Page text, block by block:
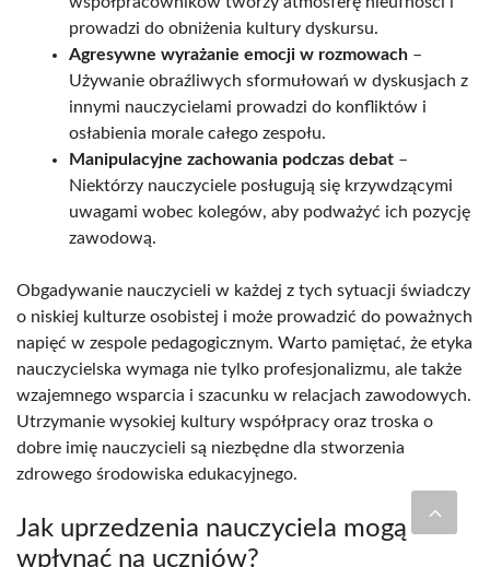
prowadzi do obniżenia kultury dyskursu.
Agresywne wyrażanie emocji w rozmowach –
Używanie obraźliwych sformułowań w dyskusjach z
innymi nauczycielami prowadzi do konfliktów i
osłabienia morale całego zespołu.
Manipulacyjne zachowania podczas debat –
Niektórzy nauczyciele posługują się krzywdzącymi
uwagami wobec kolegów, aby podważyć ich pozycję
zawodową.
Obgadywanie nauczycieli w każdej z tych sytuacji świadczy
o niskiej kulturze osobistej i może prowadzić do poważnych
napięć w zespole pedagogicznym. Warto pamiętać, że etyka
nauczycielska wymaga nie tylko profesjonalizmu, ale także
wzajemnego wsparcia i szacunku w relacjach zawodowych.
Utrzymanie wysokiej kultury współpracy oraz troska o
dobre imię nauczycieli są niezbędne dla stworzenia
zdrowego środowiska edukacyjnego.
Jak uprzedzenia nauczyciela mogą
wpłynąć na uczniów?